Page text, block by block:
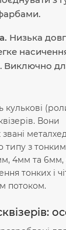
Низька
Виключно
Вони
типу з
4мм та 6мм,
тонких і
потоком.